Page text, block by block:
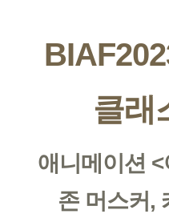
클래
애니메이션
존 머스커,